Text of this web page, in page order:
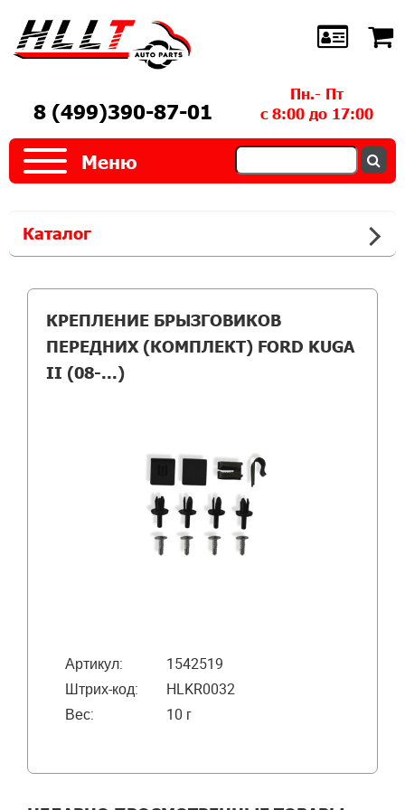
8 (499)390-87-01
Пн.- Пт
с 8:00 до 17:00
Меню
Каталог
КРЕПЛЕНИЕ БРЫЗГОВИКОВ
ПЕРЕДНИХ (КОМПЛЕКТ) FORD KUGA
II (08-...)
Артикул:
1542519
Штрих-код:
HLKR0032
Вес:
10 г